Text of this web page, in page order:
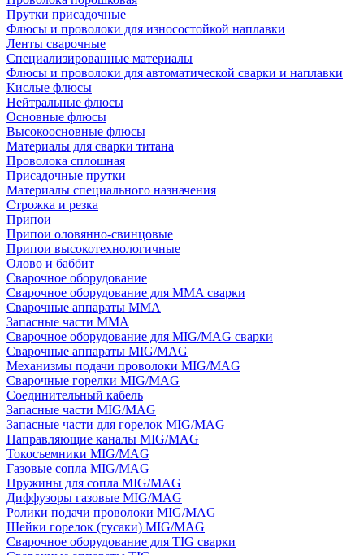
Прутки присадочные
Флюсы и проволоки для износостойкой наплавки
Ленты сварочные
Специализированные материалы
Флюсы и проволоки для автоматической сварки и наплавки
Кислые флюсы
Нейтральные флюсы
Основные флюсы
Высокоосновные флюсы
Материалы для сварки титана
Проволока сплошная
Присадочные прутки
Материалы специального назначения
Строжка и резка
Припои
Припои оловянно-свинцовые
Припои высокотехнологичные
Олово и баббит
Сварочное оборудование
Сварочное оборудование для MMA сварки
Сварочные аппараты MMA
Запасные части MMA
Сварочное оборудование для MIG/MAG сварки
Сварочные аппараты MIG/MAG
Механизмы подачи проволоки MIG/MAG
Сварочные горелки MIG/MAG
Соединительный кабель
Запасные части MIG/MAG
Запасные части для горелок MIG/MAG
Направляющие каналы MIG/MAG
Токосъемники MIG/MAG
Газовые сопла MIG/MAG
Пружины для сопла MIG/MAG
Диффузоры газовые MIG/MAG
Ролики подачи проволоки MIG/MAG
Шейки горелок (гусаки) MIG/MAG
Сварочное оборудование для TIG сварки